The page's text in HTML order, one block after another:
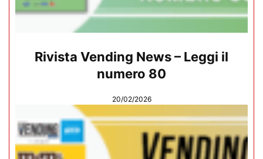
Rivista Vending News – Leggi il
numero 80
20/02/2026